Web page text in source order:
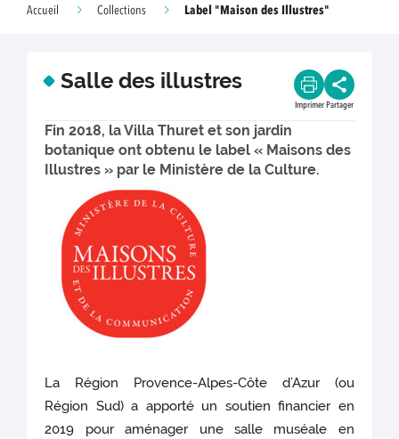
Accueil Collections Label "Maison des Illustres"
Salle des illustres
Imprimer Partager
Fin 2018, la Villa Thuret et son jardin
botanique ont obtenu le label « Maisons des
Illustres » par le Ministère de la Culture.
La Région Provence-Alpes-Côte d’Azur (ou
Région Sud) a apporté un soutien financier en
2019 pour aménager une salle muséale en